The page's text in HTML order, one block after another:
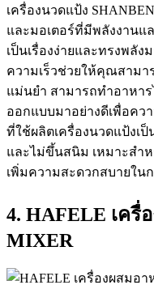
เครื่องนวดแป้ง
และมอเตอร์ที่มีพลังงานแ
เป็นเรื่องง่ายและทรงพลั
ความเร็วช่วยให้คุณสามา
แม่นยำ สามารถทำอาหา
ออกแบบมาอย่างดีเพื่อค
ที่ใช้ผลิตเครื่องนวดแป้งเ
และไม่ขึ้นสนิม เหมาะสำ
เพิ่มความสะดวกสบายใน
4. HAFELE เครื่
MIXER